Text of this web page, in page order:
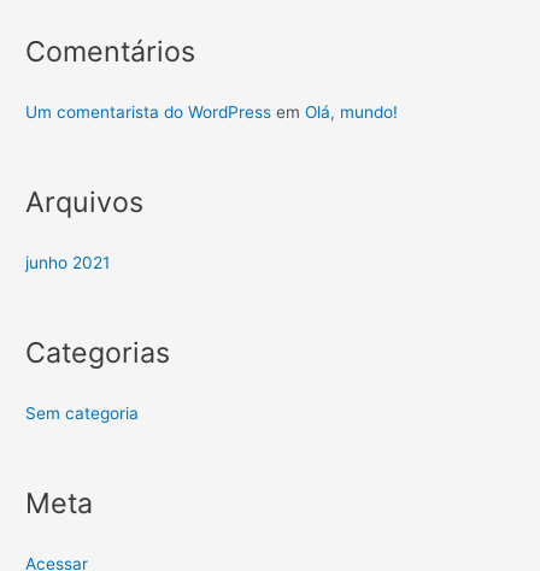
Comentários
Um comentarista do WordPress emOlá, mundo!
Arquivos
junho 2021
Categorias
Sem categoria
Meta
Acessar